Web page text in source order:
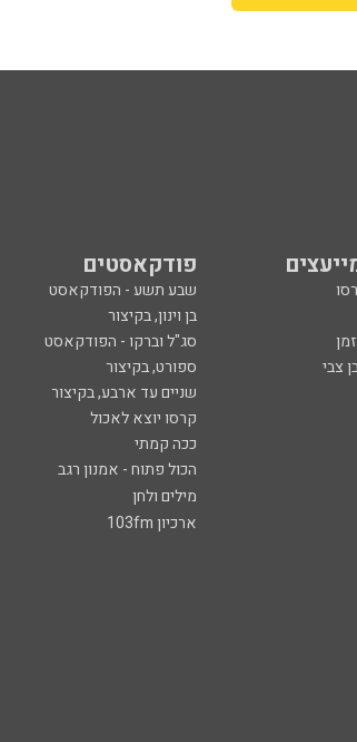
פודקאסטים
שבע תשע - הפודקאסט
בן וינון, בקיצור
סג"ל וברקו - הפודקאסט
צבי ספורט, בקיצור
שניים עד ארבע, בקיצור
קרסו יוצא לאכול
ככה קמתי
הכול פתוח - אמנון רגב
מילים ולחן
ארכיון 103fm